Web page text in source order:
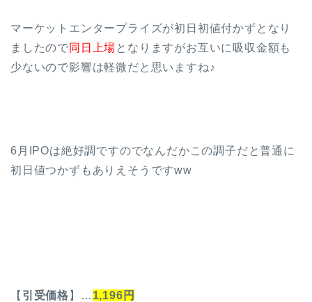
マーケットエンタープライズが初日初値付かずとなり
ましたので同日上場 となりますがお互いに吸収金額も
少ないので影響は軽微だと思いますね♪
6月IPOは絶好調ですのでなんだかこの調子だと普通に
初日値つかずもありえそうですww
【 引受価格 】… 1,196円